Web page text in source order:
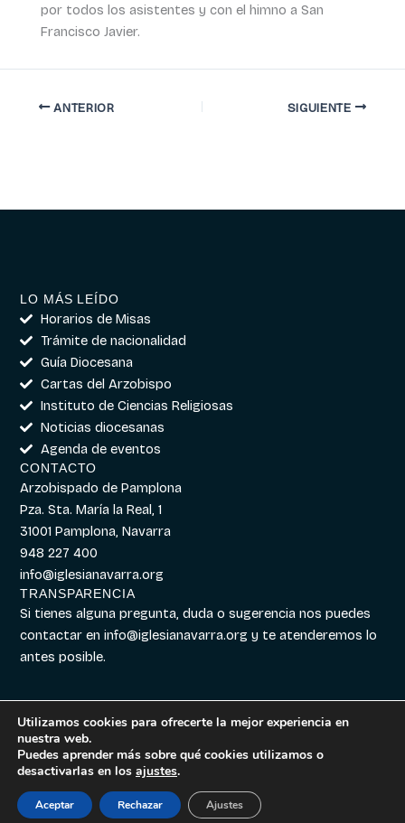
por todos los asistentes y con el himno a San
Francisco Javier.
ANTERIOR SIGUIENTE
LO MÁS LEÍDO
Horarios de Misas
Trámite de nacionalidad
Guía Diocesana
Cartas del Arzobispo
Instituto de Ciencias Religiosas
Noticias diocesanas
Agenda de eventos
CONTACTO
Arzobispado de Pamplona
Pza. Sta. María la Real, 1
31001 Pamplona, Navarra
948 227 400
info@iglesianavarra.org
TRANSPARENCIA
Si tienes alguna pregunta, duda o sugerencia nos puedes
contactar eninfo@iglesianavarra.org y te atenderemos lo
antes posible.
Aviso legal|
Cookies|Política de
Utilizamos cookies para ofrecerte la mejor experiencia en
nuestra web.
Puedes aprender más sobre qué cookies utilizamos o
desactivarlas en los ajustes.
Aceptar Rechazar Ajustes